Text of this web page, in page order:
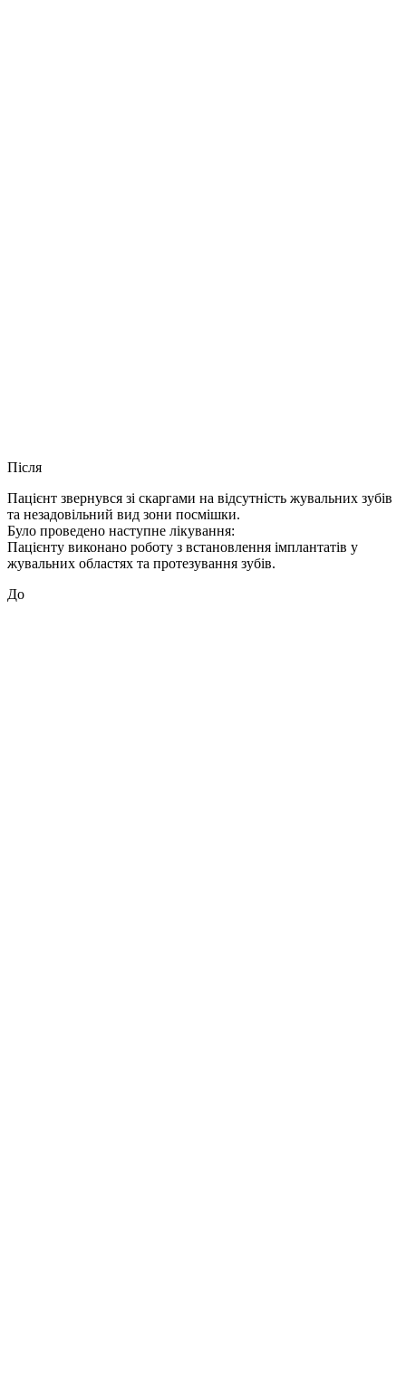
Після
Пацієнт звернувся зі скаргами на відсутність жувальних зубів
та незадовільний вид зони посмішки.
Було проведено наступне лікування:
Пацієнту виконано роботу з встановлення імплантатів у
жувальних областях та протезування зубів.
До